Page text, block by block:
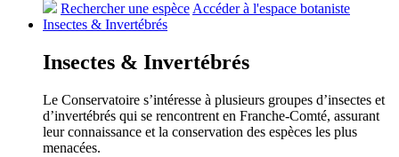
Rechercher une espèceAccéder à l'espace botaniste
Insectes & Invertébrés
Insectes & Invertébrés
Le Conservatoire s’intéresse à plusieurs groupes d’insectes et
d’invertébrés qui se rencontrent en Franche-Comté, assurant
leur connaissance et la conservation des espèces les plus
menacées.